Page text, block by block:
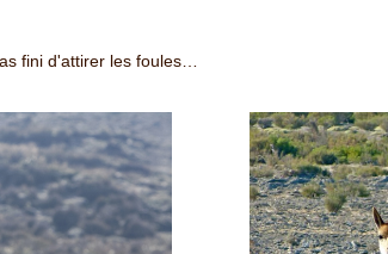
fini d'attirer les foules…